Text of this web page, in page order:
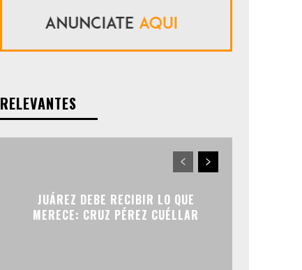
RELEVANTES
JUÁREZ DEBE RECIBIR LO QUE
MERECE: CRUZ PÉREZ CUÉLLAR